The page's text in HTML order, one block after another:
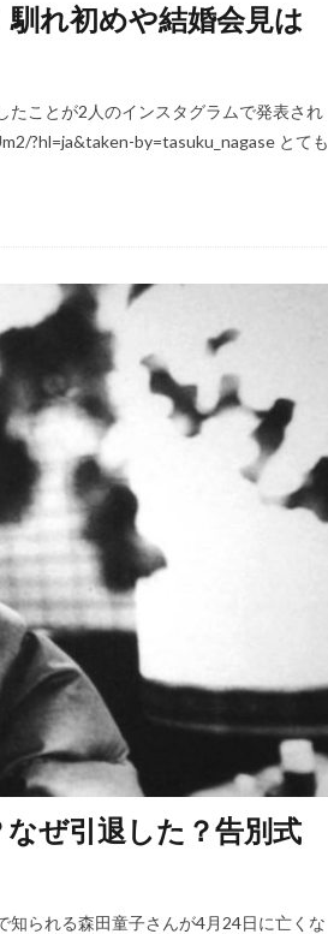
れ初めや結婚会見は
ことが2人のインスタグラムで発表され
?hl=ja&taken-by=tasuku_nagase とても
ぜ引退した？告別式
られる森田童子さんが4月24日に亡くな